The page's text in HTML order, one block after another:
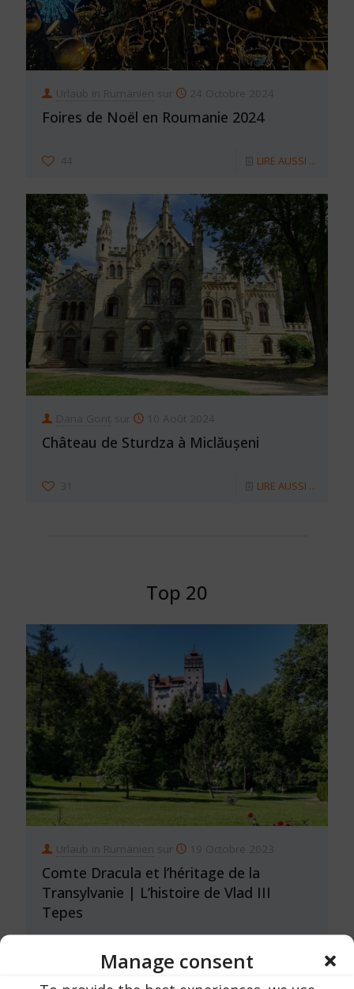
Manage consent
Urlaub in Rumänien sur 24 Octobre 2024
Foires de Noël en Roumanie 2024
44 LIRE AUSSI ...
Dana Gonț sur 10 Août 2024
Château de Sturdza à Miclăușeni
31 LIRE AUSSI ...
Top 20
Urlaub in Rumänien sur 19 Octobre 2023
Comte Dracula et l’héritage de la
Transylvanie | L’histoire de Vlad III
Tepes